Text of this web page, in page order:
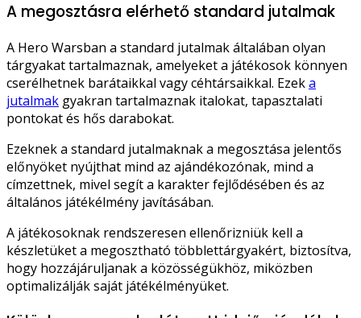
A megosztásra elérhető standard jutalmak
A Hero Warsban a standard jutalmak általában olyan
tárgyakat tartalmaznak, amelyeket a játékosok könnyen
cserélhetnek barátaikkal vagy céhtársaikkal. Ezeka
jutalmak gyakran tartalmaznak italokat, tapasztalati
pontokat és hős darabokat.
Ezeknek a standard jutalmaknak a megosztása jelentős
előnyöket nyújthat mind az ajándékozónak, mind a
címzettnek, mivel segít a karakter fejlődésében és az
általános játékélmény javításában.
A játékosoknak rendszeresen ellenőrizniük kell a
készletüket a megosztható többlettárgyakért, biztosítva,
hogy hozzájáruljanak a közösségükhöz, miközben
optimalizálják saját játékélményüket.